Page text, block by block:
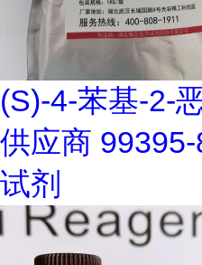
(S)-4-苯基-2-
供应商
试剂